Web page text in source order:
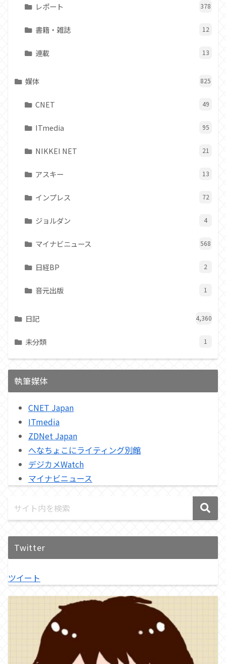
レポート 378
書籍・雑誌 12
連載 13
媒体 825
CNET 49
ITmedia 95
NIKKEI NET 21
アスキー 13
インプレス 72
ジョルダン 4
マイナビニュース 568
日経BP 2
音元出版 1
日記 4,360
未分類 1
執筆媒体
CNET Japan
ITmedia
ZDNet Japan
へなちょこにライティング別館
デジカメWatch
マイナビニュース
Twitter
ツイート